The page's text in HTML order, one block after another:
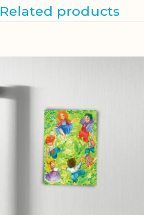
Related products